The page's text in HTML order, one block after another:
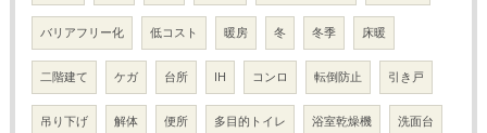
バリアフリー化 低コスト 暖房 冬 冬季 床暖
二階建て ケガ 台所 IH コンロ 転倒防止 引き戸
吊り下げ 解体 便所 多目的トイレ 浴室乾燥機 洗面台